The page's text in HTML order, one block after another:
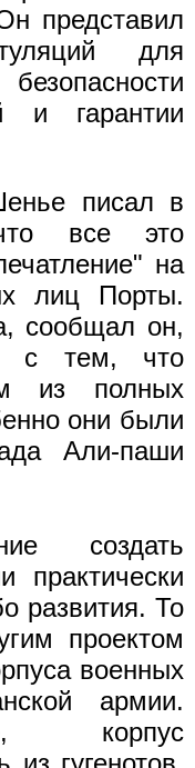
представил
для
и гарантии
писал в
все это
на
лиц Порты.
сообщал он,
с тем, что
из полных
они были
Али-паши
создать
практически
развития. То
проектом
военных
армии.
корпус